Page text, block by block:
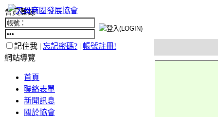
會員登錄
記住我 | 忘記密碼? | 帳號註冊!
網站導覽
首頁
聯絡表單
新聞訊息
關於協會